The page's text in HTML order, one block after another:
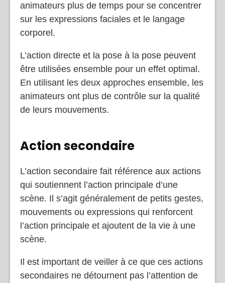
animateurs plus de temps pour se concentrer
sur les expressions faciales et le langage
corporel.
L’action directe et la pose à la pose peuvent
être utilisées ensemble pour un effet optimal.
En utilisant les deux approches ensemble, les
animateurs ont plus de contrôle sur la qualité
de leurs mouvements.
Action secondaire
L’action secondaire fait référence aux actions
qui soutiennent l’action principale d’une
scène. Il s’agit généralement de petits gestes,
mouvements ou expressions qui renforcent
l’action principale et ajoutent de la vie à une
scène.
Il est important de veiller à ce que ces actions
secondaires ne détournent pas l’attention de